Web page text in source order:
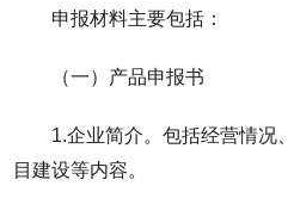
申报材料主要包括：
（一）产品申报书
1.企业简介。包括经营情况
目建设等内容。